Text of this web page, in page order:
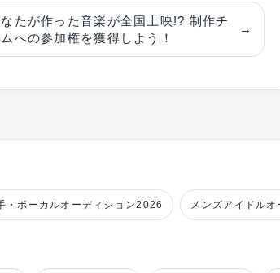
たが作った音楽が全国上映!? 制作チ
への参加権を獲得しよう！
→
・ボーカルオーディション2026 メンズアイドル